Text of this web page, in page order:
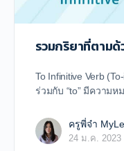
รวมกริยาที่ตาม
To Infinitive Verb
ร่วมกับ “to” มีความห
ครูพี่จ๋า
24 ม.ค. 2023